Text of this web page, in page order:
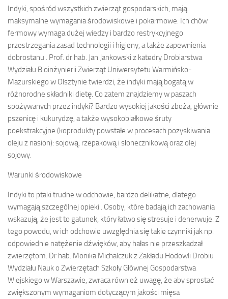
Indyki, spośród wszystkich zwierząt gospodarskich, mają
maksymalne wymagania środowiskowe i pokarmowe. Ich chów
fermowy wymaga dużej wiedzy i bardzo restrykcyjnego
przestrzegania zasad technologii i higieny, a także zapewnienia
dobrostanu . Prof. dr hab. Jan Jankowski z katedry Drobiarstwa
Wydziału Bioinżynierii Zwierząt Uniwersytetu Warmińsko-
Mazurskiego w Olsztynie twierdzi, że indyki mają bogatą w
różnorodne składniki dietę. Co zatem znajdziemy w paszach
spożywanych przez indyki? Bardzo wysokiej jakości zboża, głównie
pszenicę i kukurydzę, a także wysokobiałkowe śruty
poekstrakcyjne (koprodukty powstałe w procesach pozyskiwania
oleju z nasion): sojową, rzepakową i słonecznikową oraz olej
sojowy.
Warunki środowiskowe
Indyki to ptaki trudne w odchowie, bardzo delikatne, dlatego
wymagają szczególnej opieki . Osoby, które badają ich zachowania
wskazują, że jest to gatunek, który łatwo się stresuje i denerwuje. Z
tego powodu, w ich odchowie uwzględnia się takie czynniki jak np.
odpowiednie natężenie dźwięków, aby hałas nie przeszkadzał
zwierzętom. Dr hab. Monika Michalczuk z Zakładu Hodowli Drobiu
Wydziału Nauk o Zwierzętach Szkoły Głównej Gospodarstwa
Wiejskiego w Warszawie, zwraca również uwagę, że aby sprostać
zwiększonym wymaganiom dotyczącym jakości mięsa